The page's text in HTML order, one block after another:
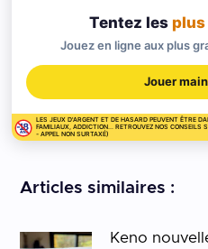
Tentez les
Jouez en ligne aux plus
Jouer
LES JEUX D'ARGENT ET DE HASARD PEUVENT ÊTRE
FAMILIAUX, ADDICTION... RETROUVEZ NOS CONSEILS
- APPEL NON SURTAXÉ)
Articles similaires :
Keno